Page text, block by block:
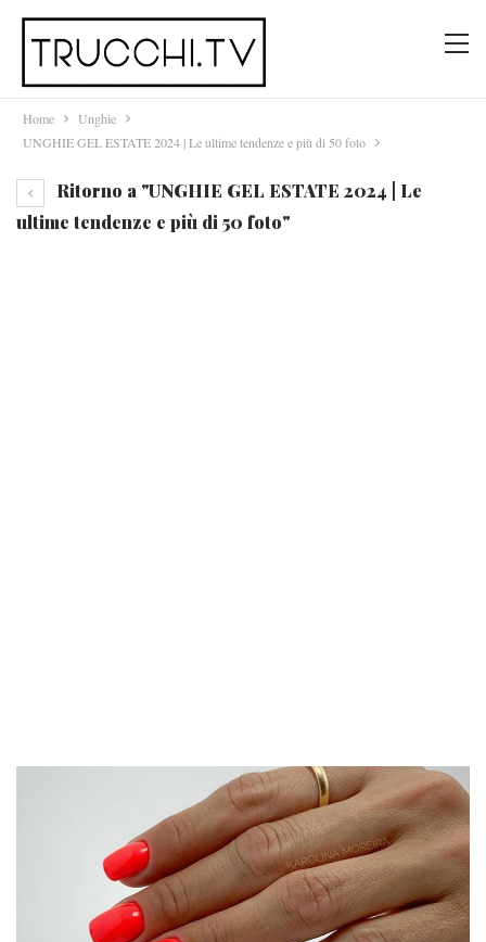
Home
Unghie
UNGHIE GEL ESTATE 2024 | Le ultime tendenze e più di 50 foto
Ritorno a "UNGHIE GEL ESTATE 2024 | Le
ultime tendenze e più di 50 foto"